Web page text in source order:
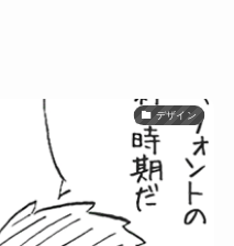
デザイン